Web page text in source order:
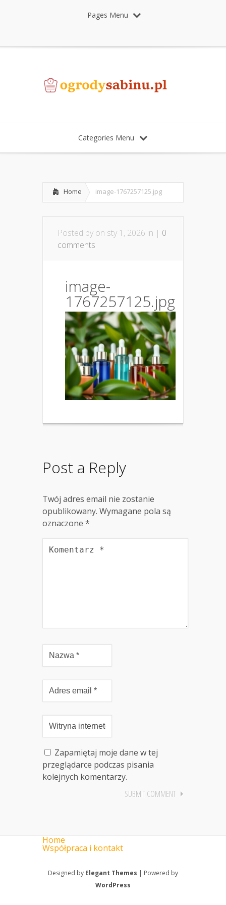
Pages Menu
Categories Menu
Home image-1767257125.jpg
Posted by on sty 1, 2026 in | 0
comments
image-
1767257125.jpg
Post a Reply
Twój adres email nie zostanie
opublikowany. Wymagane pola są
oznaczone *
Zapamiętaj moje dane w tej
przeglądarce podczas pisania
kolejnych komentarzy.
Home
Współpraca i kontakt
Designed by Elegant Themes | Powered by
WordPress